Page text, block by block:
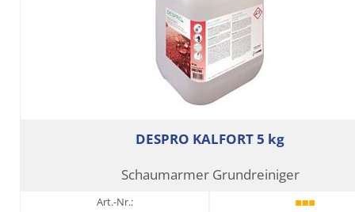
DESPRO KALFORT 5 kg
Schaumarmer Grundreiniger
Art.-Nr.: